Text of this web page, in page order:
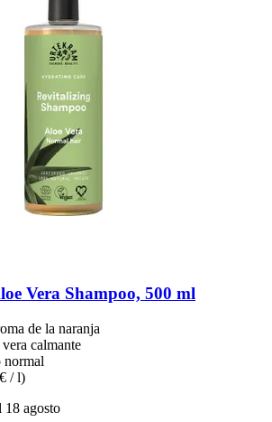
Vera Shampoo, 500 ml
de la naranja
calmante
normal
/ l)
18 agosto